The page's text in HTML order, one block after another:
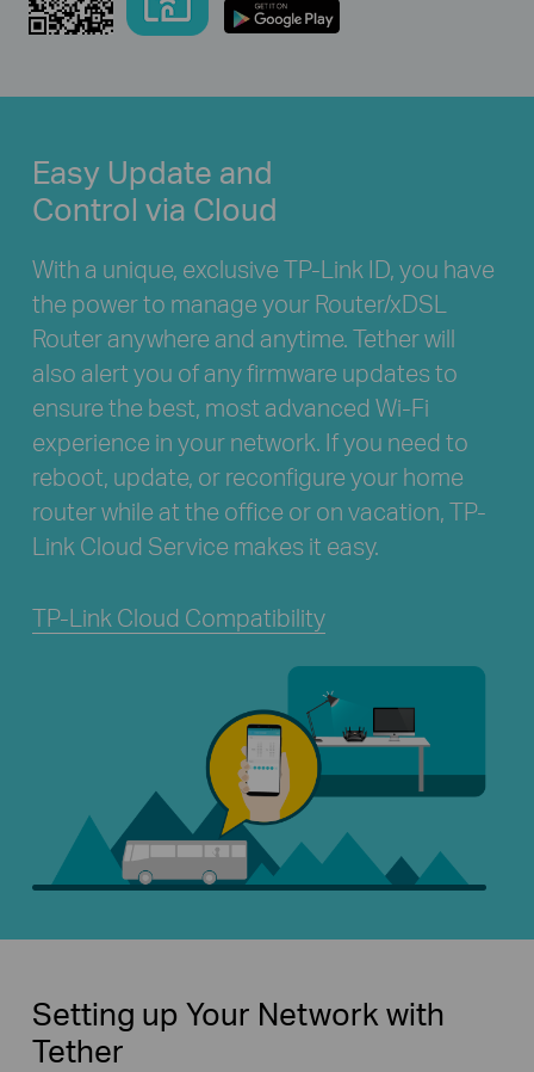
Easy Update and
Control via Cloud
With a unique, exclusive TP-Link ID, you have
the power to manage your Router/xDSL
Router anywhere and anytime. Tether will
also alert you of any firmware updates to
ensure the best, most advanced Wi-Fi
experience in your network. If you need to
reboot, update, or reconfigure your home
router while at the office or on vacation, TP-
Link Cloud Service makes it easy.
TP-Link Cloud Compatibility
Setting up Your Network with
Tether